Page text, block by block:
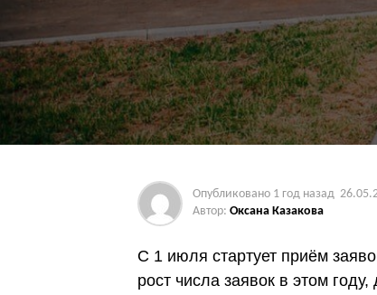
Опубликовано 1 год назад
Автор: Оксана Казакова
С 1 июля стартует приём
рост числа заявок в этом